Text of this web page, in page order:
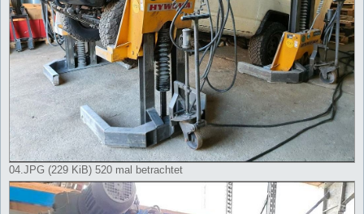
04.JPG (229 KiB) 520 mal betrachtet